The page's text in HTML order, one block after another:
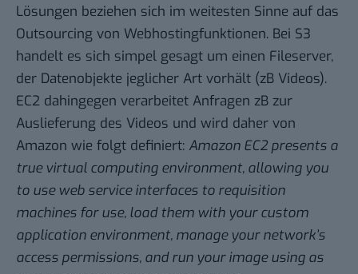
Lösungen beziehen sich im weitesten Sinne auf das
Outsourcing von Webhostingfunktionen. Bei S3
handelt es sich simpel gesagt um einen Fileserver,
der Datenobjekte jeglicher Art vorhält (zB Videos).
EC2 dahingegen verarbeitet Anfragen zB zur
Auslieferung des Videos und wird daher von
Amazon wie folgt definiert: Amazon EC2 presents a
true virtual computing environment, allowing you
to use web service interfaces to requisition
machines for use, load them with your custom
application environment, manage your network’s
access permissions, and run your image using as